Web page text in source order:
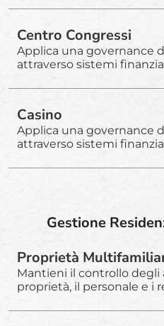
Centro Congressi
Applica una governance
attraverso sistemi
Casino
Applica una governance
attraverso sistemi
Gestione
Proprietà
Mantieni il controllo degli
proprietà, il personale e i